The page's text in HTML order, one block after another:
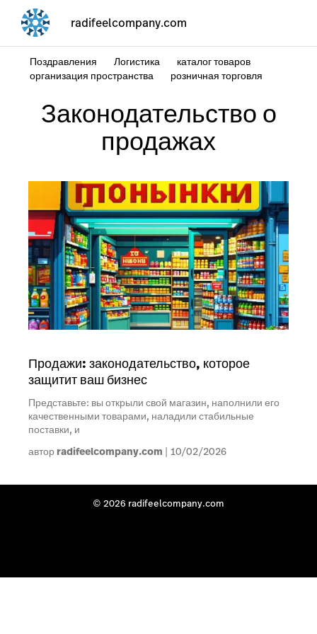
radifeelcompany.com
Поздравления Логистика
каталог товаров
организация пространства
розничная торговля
Законодательство о
продажах
Продажи: законодательство, которое
защитит ваш бизнес
Представьте: вы открыли свой магазин, наполнили его
качественными товарами, наладили стабильные
поставки, и
автор radifeelcompany.com 10/02/2026
© 2026 radifeelcompany.com